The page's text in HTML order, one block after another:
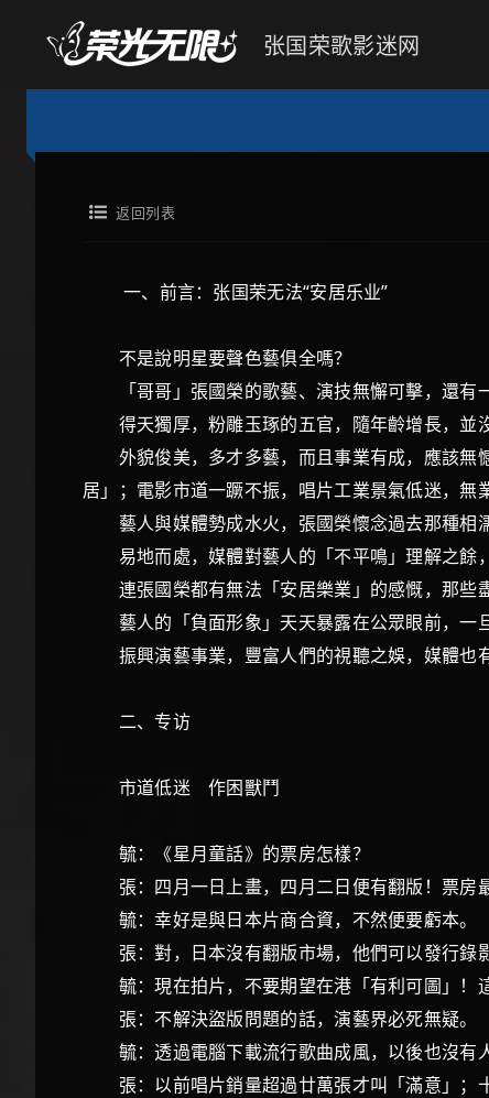
张国荣歌影迷网
返回列表
一、前言：张国荣无法“安居乐业”
不是說明星要聲色藝俱全嗎？
「哥哥」張國榮的歌藝、演技無懈可擊，還
得天獨厚，粉雕玉琢的五官，隨年齡增長，
外貌俊美，多才多藝，而且事業有成，應該無
居」；電影市道一蹶不振，唱片工業景氣低迷，無
藝人與媒體勢成水火，張國榮懷念過去那種
易地而處，媒體對藝人的「不平鳴」理解之
連張國榮都有無法「安居樂業」的感慨，那
藝人的「負面形象」天天暴露在公眾眼前，
振興演藝事業，豐富人們的視聽之娛，媒體也有
二、专访
市道低迷 作困獸鬥
毓：《星月童話》的票房怎樣？
張：四月一日上畫，四月二日便有翻版！票
毓：幸好是與日本片商合資，不然便要虧
張：對，日本沒有翻版市場，他們可以發行
毓：現在拍片，不要期望在港「有利可圖」
張：不解決盜版問題的話，演藝界必死無
毓：透過電腦下載流行歌曲成風，以後也沒
張：以前唱片銷量超過廿萬張才叫「滿意」；